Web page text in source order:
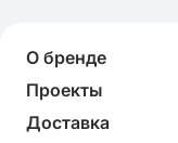
О бренде
Проекты
Доставка